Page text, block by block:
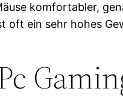
komfortabler,
oft ein sehr hohes